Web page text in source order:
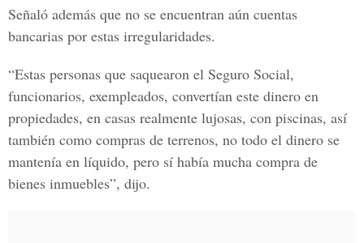
Señaló además que no se encuentran aún cuentas
bancarias por estas irregularidades.
“Estas personas que saquearon el Seguro Social,
funcionarios, exempleados, convertían este dinero en
propiedades, en casas realmente lujosas, con piscinas, así
también como compras de terrenos, no todo el dinero se
mantenía en líquido, pero sí había mucha compra de
bienes inmuebles”, dijo.